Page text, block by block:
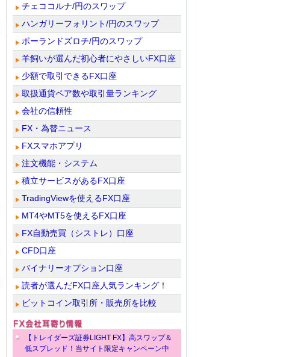
チェココルナ/円のスワップ
ハンガリーフォリント/円のスワップ
ポーランドズロチ/円のスワップ
羊飼いが選んだ初心者にやさしいFX口座
少額で取引できるFX口座
取扱通貨ペア数や取引量ランキング
会社の信頼性
FX・為替ニュース
FXスマホアプリ
注文機能・システム
積立サービスがあるFX口座
TradingViewを使えるFX口座
MT4やMT5を使えるFX口座
FX自動売買（シストレ）口座
CFD口座
バイナリーオプション口座
読者が選んだFX口座人気ランキング！
ビットコイン取引所・販売所を比較
【トレイダーズ証券LIGHT FX】高スワップ＆
低スプレッド！当サイト限定キャンペーン中